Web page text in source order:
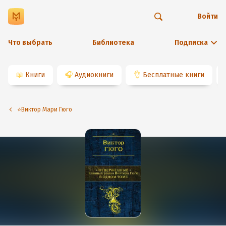
Что выбрать Библиотека Подписка
Войти
📖 Книги 🎧 Аудиокниги 👌 Бесплатные книги
⭐️Виктор Мари Гюго